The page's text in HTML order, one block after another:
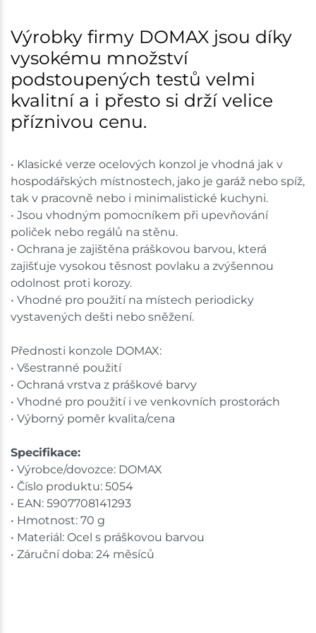
Výrobky firmy DOMAX jsou díky
vysokému množství
podstoupených testů velmi
kvalitní a i přesto si drží velice
příznivou cenu.
• Klasické verze ocelových konzol je vhodná jak v
hospodářských místnostech, jako je garáž nebo spíž,
tak v pracovně nebo i minimalistické kuchyni.
• Jsou vhodným pomocníkem při upevňování
poliček nebo regálů na stěnu.
• Ochrana je zajištěna práškovou barvou, která
zajišťuje vysokou těsnost povlaku a zvýšennou
odolnost proti korozy.
• Vhodné pro použití na místech periodicky
vystavených dešti nebo sněžení.
Přednosti konzole DOMAX:
• Všestranné použití
• Ochraná vrstva z práškové barvy
• Vhodné pro použití i ve venkovních prostorách
• Výborný poměr kvalita/cena
Specifikace:
• Výrobce/dovozce: DOMAX
• Číslo produktu: 5054
• EAN: 5907708141293
• Hmotnost: 70 g
• Materiál: Ocel s práškovou barvou
• Záruční doba: 24 měsíců